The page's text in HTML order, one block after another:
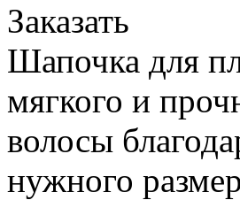
Заказать
Шапочка для
мягкого и
волосы
нужного